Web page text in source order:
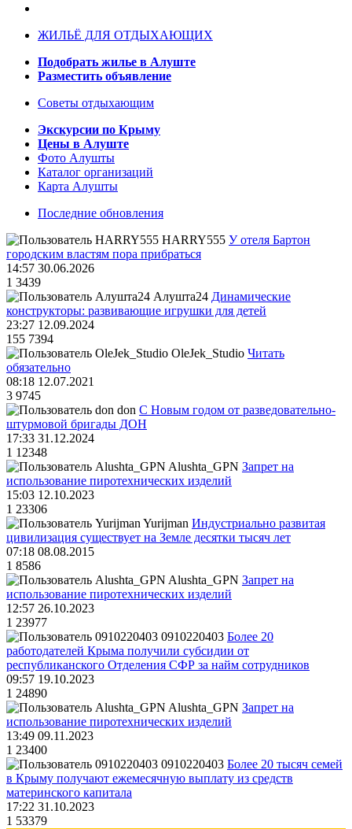
ЖИЛЬЁ ДЛЯ ОТДЫХАЮЩИХ
Подобрать жилье в Алуште
Разместить объявление
Советы отдыхающим
Экскурсии по Крыму
Цены в Алуште
Фото Алушты
Каталог организаций
Карта Алушты
Последние обновления
HARRY555 У отеля Бартон
городским властям пора прибраться
14:57 30.06.2026
1 3439
Алушта24 Динамические
конструкторы: развивающие игрушки для детей
23:27 12.09.2024
155 7394
OleJek_Studio Читать
обязательно
08:18 12.07.2021
3 9745
don С Новым годом от разведовательно-
штурмовой бригады ДОН
17:33 31.12.2024
1 12348
Alushta_GPN Запрет на
использование пиротехнических изделий
15:03 12.10.2023
1 23306
Yurijman Индустриально развитая
цивилизация существует на Земле десятки тысяч лет
07:18 08.08.2015
1 8586
Alushta_GPN Запрет на
использование пиротехнических изделий
12:57 26.10.2023
1 23977
0910220403 Более 20
работодателей Крыма получили субсидии от
республиканского Отделения СФР за найм сотрудников
09:57 19.10.2023
1 24890
Alushta_GPN Запрет на
использование пиротехнических изделий
13:49 09.11.2023
1 23400
0910220403 Более 20 тысяч семей
в Крыму получают ежемесячную выплату из средств
материнского капитала
17:22 31.10.2023
1 53379